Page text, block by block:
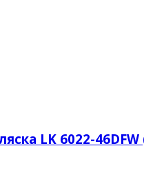
LK 6022-